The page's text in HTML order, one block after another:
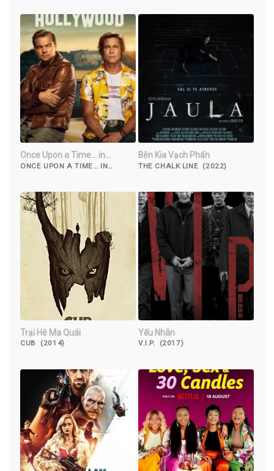
Once Upon a Time… in
Hollywood
ONCE UPON A TIME… IN
Bên Kia Vạch Phấn
THE CHALK LINE (2022)
Trại Hè Ma Quái
CUB (2014)
Yếu Nhân
V.I.P. (2017)